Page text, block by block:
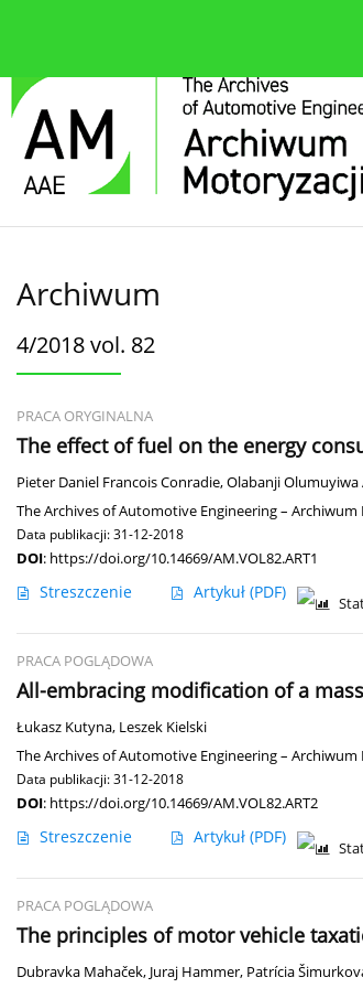
Archiwum
4/2018 vol. 82
PRACA ORYGINALNA
The effect of fuel on the energy
Pieter Daniel Francois Conradie,Olabanji Olumuyiwa
The Archives of Automotive Engineering – Archiwum
Data publikacji: 31-12-2018
DOI: https://doi.org/10.14669/AM.VOL82.ART1
Streszczenie Artykuł (PDF)
PRACA POGLĄDOWA
All-embracing modification of a
Łukasz Kutyna, Leszek Kielski
The Archives of Automotive Engineering – Archiwum
Data publikacji: 31-12-2018
DOI: https://doi.org/10.14669/AM.VOL82.ART2
Streszczenie Artykuł (PDF)
PRACA POGLĄDOWA
The principles of motor vehicle
Dubravka Mahaček, Juraj Hammer, Patrícia